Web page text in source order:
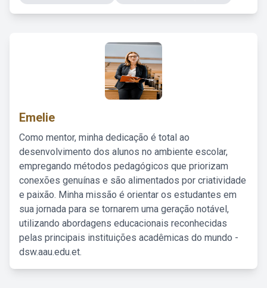
Emelie
Como mentor, minha dedicação é total ao
desenvolvimento dos alunos no ambiente escolar,
empregando métodos pedagógicos que priorizam
conexões genuínas e são alimentados por criatividade
e paixão. Minha missão é orientar os estudantes em
sua jornada para se tornarem uma geração notável,
utilizando abordagens educacionais reconhecidas
pelas principais instituições acadêmicas do mundo -
dsw.aau.edu.et.